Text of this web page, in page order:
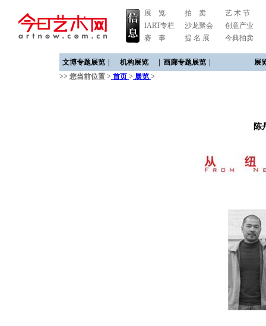
展 览
IART专栏
赛 事
拍 卖
沙龙聚会
提 名 展
艺 术 节
创意产业
今典拍卖
文博专题展览 机构展览 画廊专题展览
展
>> 您当前位置 > 首页 > 展览 >
陈